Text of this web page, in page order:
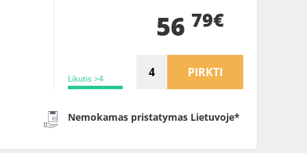
Likutis >4
56 79€
PIRKTI
Nemokamas pristatymas Lietuvoje*